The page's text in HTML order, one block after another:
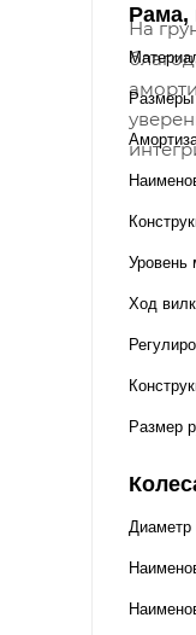
На
Рама,
Уровень
Ход
Размер
Диаметр